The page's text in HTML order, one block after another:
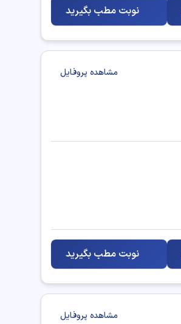
نوبت مطب بگیرید
مشاهده پروفایل
نوبت مطب بگیرید
مشاهده پروفایل